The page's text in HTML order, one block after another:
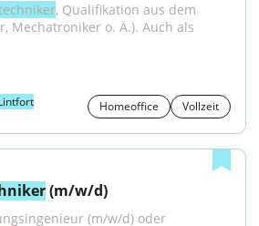
, Qualifikation aus dem
Mechatroniker o. Ä.). Auch als
Homeoffice Vollzeit
(m/w/d)